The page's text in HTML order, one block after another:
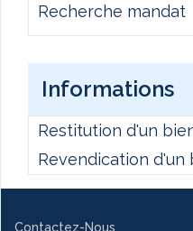
Recherche mandat
Informations
Restitution d'un
Revendication d'un
Contactez-Nous